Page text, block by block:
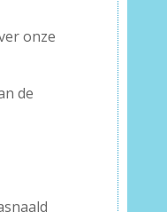
onze
de